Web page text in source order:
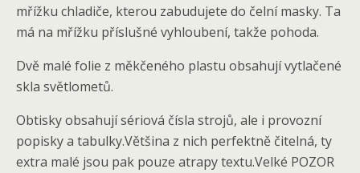
mřížku chladiče, kterou zabudujete do čelní masky. Ta
má na mřížku příslušné vyhloubení, takže pohoda.
Dvě malé folie z měkčeného plastu obsahují vytlačené
skla světlometů.
Obtisky obsahují sériová čísla strojů, ale i provozní
popisky a tabulky.Většina z nich perfektně čitelná, ty
extra malé jsou pak pouze atrapy textu.Velké POZOR